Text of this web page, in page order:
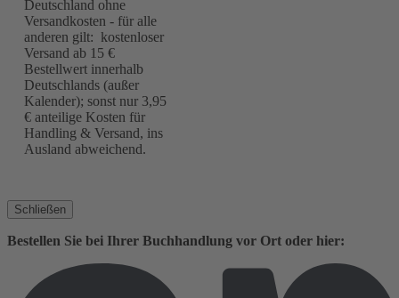
Deutschland ohne
Versandkosten - für alle
anderen gilt: kostenloser
Versand ab 15 €
Bestellwert innerhalb
Deutschlands (außer
Kalender); sonst nur 3,95
€ anteilige Kosten für
Handling & Versand, ins
Ausland abweichend.
Schließen
Bestellen Sie bei Ihrer Buchhandlung vor Ort oder hier: